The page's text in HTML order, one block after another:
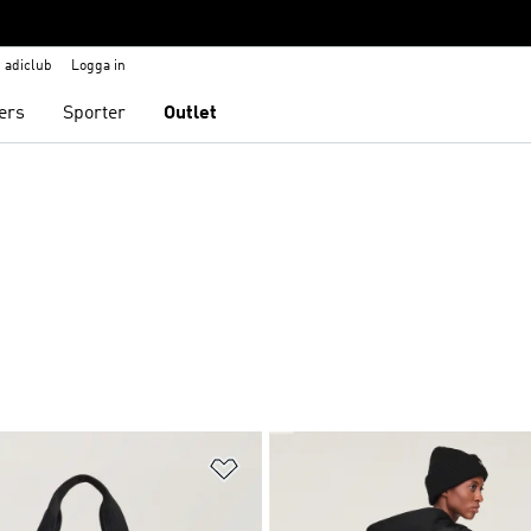
adiclub Logga in
Sporter Outlet
Lägg till på önskelistan